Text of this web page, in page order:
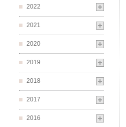
2022
2021
2020
2019
2018
2017
2016